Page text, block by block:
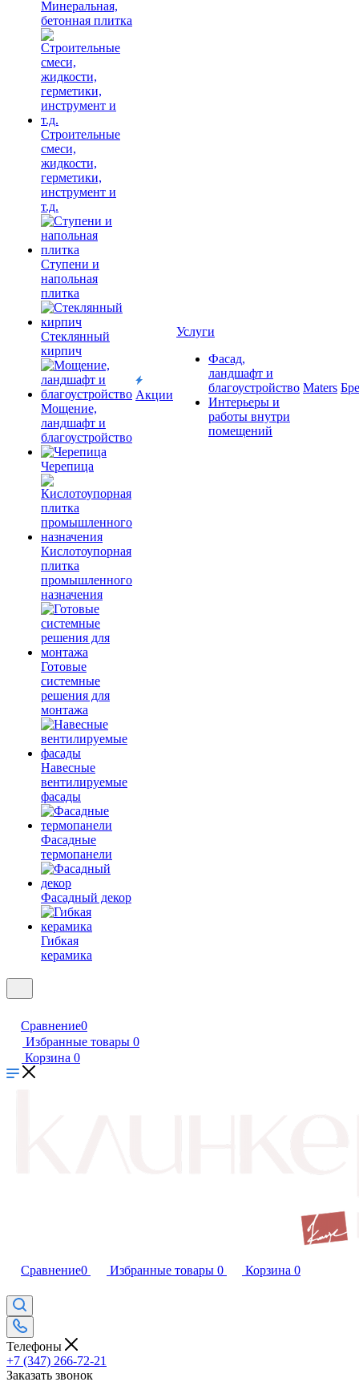
Минеральная,
бетонная плитка
Строительные
смеси,
жидкости,
герметики,
инструмент и
т.д.
Ступени и
напольная
плитка
Cтеклянный
кирпич
Мощение,
ландшафт и
благоустройство
Черепица
Кислотоупорная
плитка
промышленного
назначения
Готовые
системные
решения для
монтажа
Навесные
вентилируемые
фасады
Фасадные
термопанели
Фасадный декор
Гибкая
керамика
Акции
Услуги
Фасад,
ландшафт и
благоустройство
Интерьеры и
работы внутри
помещений
Maters
Сравнение0
Избранные товары 0
Корзина 0
Сравнение0 Избранные товары 0 Корзина 0
Телефоны
+7 (347) 266-72-21
Заказать звонок